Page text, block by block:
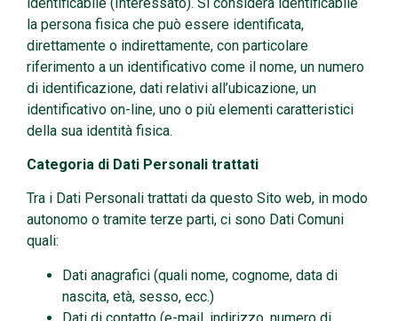
la persona fisica che può essere identificata,
direttamente o indirettamente, con particolare
riferimento a un identificativo come il nome, un numero
di identificazione, dati relativi all’ubicazione, un
identificativo on-line, uno o più elementi caratteristici
della sua identità fisica.
Categoria di Dati Personali trattati
Tra i Dati Personali trattati da questo Sito web, in modo
autonomo o tramite terze parti, ci sono Dati Comuni
quali:
Dati anagrafici (quali nome, cognome, data di
nascita, età, sesso, ecc.)